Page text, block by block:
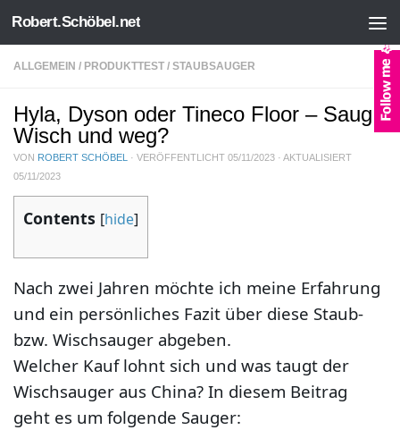
Zum Inhalt springen
Robert.Schöbel.net
ALLGEMEIN / PRODUKTTEST / STAUBSAUGER
Hyla, Dyson oder Tineco Floor – Saug,
Wisch und weg?
VON ROBERT SCHÖBEL · VERÖFFENTLICHT 05/11/2023 · AKTUALISIERT
05/11/2023
Contents [hide]
Nach zwei Jahren möchte ich meine Erfahrung
und ein persönliches Fazit über diese Staub-
bzw. Wischsauger abgeben.
Welcher Kauf lohnt sich und was taugt der
Wischsauger aus China? In diesem Beitrag
geht es um folgende Sauger: